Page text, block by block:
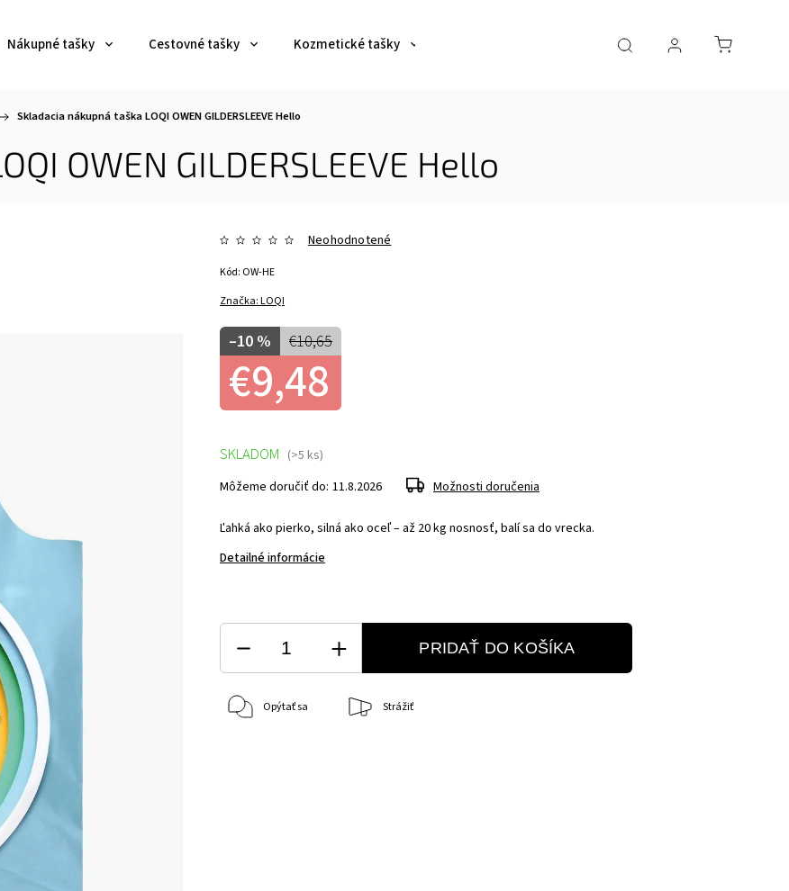
Nákupné tašky Cestovné tašky Kozmetické tašky Dáždniky a poncha Pre deti
Skladacia nákupná taška LOQI OWEN GILDERSLEEVE Hello
OWEN GILDERSLEEVE Hello
Značka:LOQI
Neohodnotené
€10,65
–10 %
€9,48
Kód: OW-HE
Ľahká ako pierko, silná ako oceľ – až 20 kg nosnosť, balí sa do vrecka.
Detailné informácie
SKLADOM (>5 ks)
Môžeme doručiť do: 11.8.2026 Možnosti doručenia
PRIDAŤ DO KOŠÍKA
Opýtať sa Strážiť